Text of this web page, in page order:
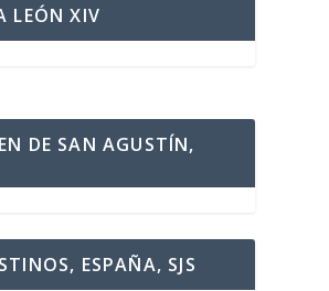
LEÓN XIV
DE SAN AGUSTÍN,
ESPAÑA, SJS